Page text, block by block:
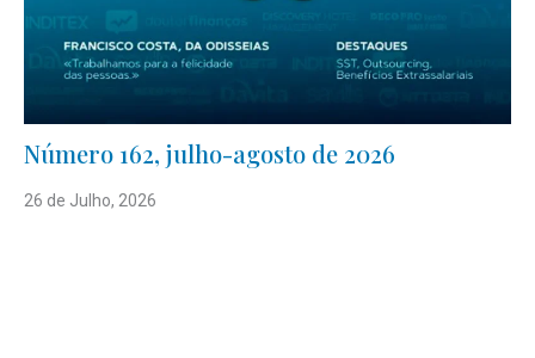
Número 162, julho-agosto de 2026
26 de Julho, 2026